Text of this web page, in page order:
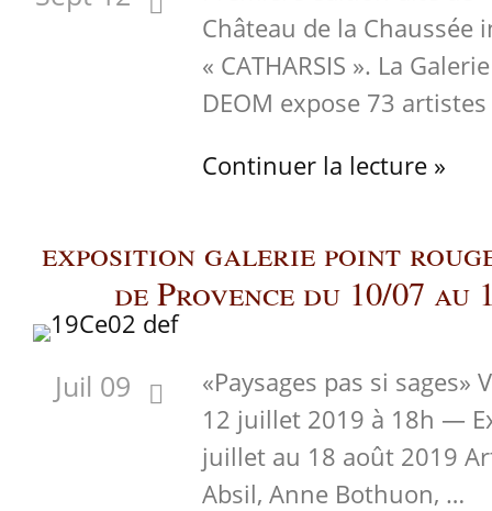
Château de la Chaussée
« CATHARSIS ». La
DEOM expose 73
Continuer la lecture »
exposition galerie point
de Provence du 10/07 au
Juil 09
«Paysages pas si sages»
12 juillet 2019 à 18h —
juillet au 18 août 2019
Absil, Anne Bothuon, …